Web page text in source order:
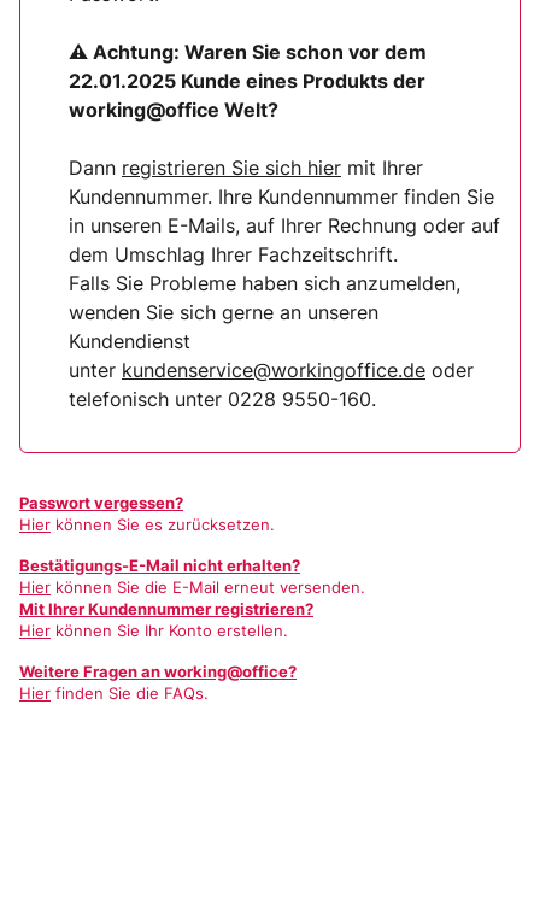
⚠ Achtung: Waren Sie schon vor dem
22.01.2025 Kunde eines Produkts der
working@office Welt?
Dann registrieren Sie sich hier mit Ihrer
Kundennummer. Ihre Kundennummer finden Sie
in unseren E-Mails, auf Ihrer Rechnung oder auf
dem Umschlag Ihrer Fachzeitschrift.
Falls Sie Probleme haben sich anzumelden,
wenden Sie sich gerne an unseren
Kundendienst
unter kundenservice@workingoffice.de oder
telefonisch unter 0228 9550-160.
Passwort vergessen?
Hier können Sie es zurücksetzen.
Bestätigungs-E-Mail nicht erhalten?
Hier können Sie die E-Mail erneut versenden.
Mit Ihrer Kundennummer registrieren?
Hier können Sie Ihr Konto erstellen.
Weitere Fragen an working@office?
Hier finden Sie die FAQs.